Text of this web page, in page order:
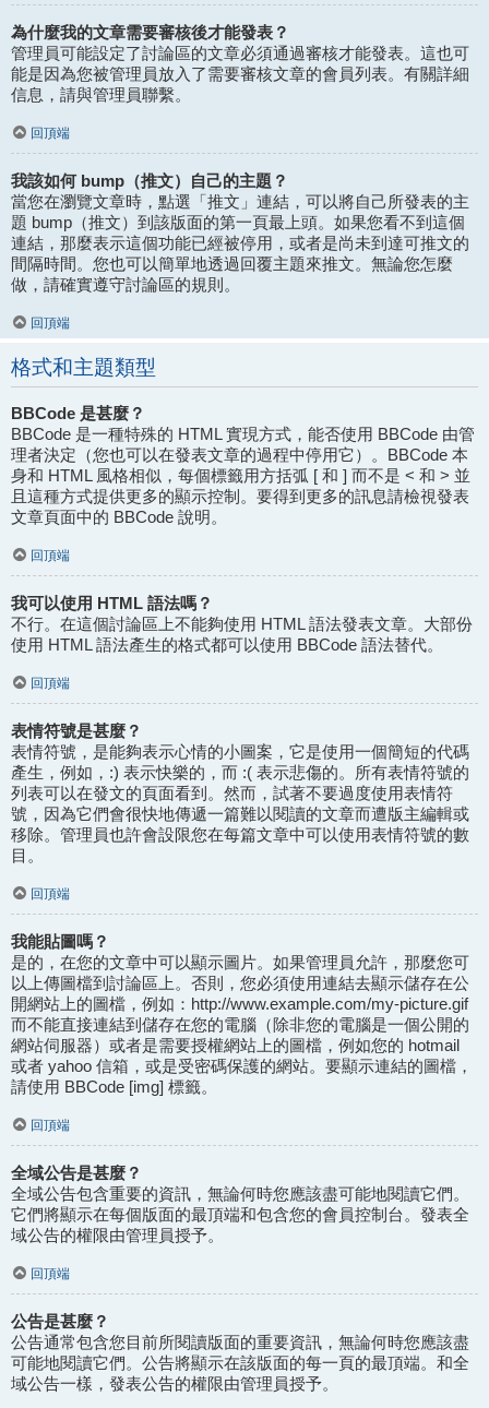
為什麼我的文章需要審核後才能發表？
管理員可能設定了討論區的文章必須通過審核才能發表。這也可
能是因為您被管理員放入了需要審核文章的會員列表。有關詳細
信息，請與管理員聯繫。
回頂端
我該如何 bump（推文）自己的主題？
當您在瀏覽文章時，點選「推文」連結，可以將自己所發表的主
題 bump（推文）到該版面的第一頁最上頭。如果您看不到這個
連結，那麼表示這個功能已經被停用，或者是尚未到達可推文的
間隔時間。您也可以簡單地透過回覆主題來推文。無論您怎麼
做，請確實遵守討論區的規則。
回頂端
格式和主題類型
BBCode 是甚麼？
BBCode 是一種特殊的 HTML 實現方式，能否使用 BBCode 由管
理者決定（您也可以在發表文章的過程中停用它）。BBCode 本
身和 HTML 風格相似，每個標籤用方括弧 [ 和 ] 而不是 < 和 > 並
且這種方式提供更多的顯示控制。要得到更多的訊息請檢視發表
文章頁面中的 BBCode 說明。
回頂端
我可以使用 HTML 語法嗎？
不行。在這個討論區上不能夠使用 HTML 語法發表文章。大部份
使用 HTML 語法產生的格式都可以使用 BBCode 語法替代。
回頂端
表情符號是甚麼？
表情符號，是能夠表示心情的小圖案，它是使用一個簡短的代碼
產生，例如，:) 表示快樂的，而 :( 表示悲傷的。所有表情符號的
列表可以在發文的頁面看到。然而，試著不要過度使用表情符
號，因為它們會很快地傳遞一篇難以閱讀的文章而遭版主編輯或
移除。管理員也許會設限您在每篇文章中可以使用表情符號的數
目。
回頂端
我能貼圖嗎？
是的，在您的文章中可以顯示圖片。如果管理員允許，那麼您可
以上傳圖檔到討論區上。否則，您必須使用連結去顯示儲存在公
開網站上的圖檔，例如：http://www.example.com/my-picture.gif
而不能直接連結到儲存在您的電腦（除非您的電腦是一個公開的
網站伺服器）或者是需要授權網站上的圖檔，例如您的 hotmail
或者 yahoo 信箱，或是受密碼保護的網站。要顯示連結的圖檔，
請使用 BBCode [img] 標籤。
回頂端
全域公告是甚麼？
全域公告包含重要的資訊，無論何時您應該盡可能地閱讀它們。
它們將顯示在每個版面的最頂端和包含您的會員控制台。發表全
域公告的權限由管理員授予。
回頂端
公告是甚麼？
公告通常包含您目前所閱讀版面的重要資訊，無論何時您應該盡
可能地閱讀它們。公告將顯示在該版面的每一頁的最頂端。和全
域公告一樣，發表公告的權限由管理員授予。